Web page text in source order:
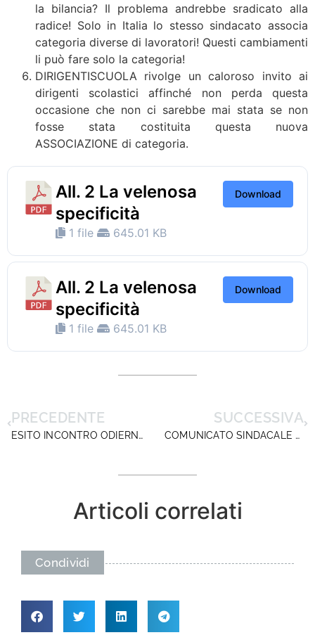
la bilancia? Il problema andrebbe sradicato alla
radice! Solo in Italia lo stesso sindacato associa
categoria diverse di lavoratori! Questi cambiamenti
li può fare solo la categoria!
DIRIGENTISCUOLA rivolge un caloroso invito ai
dirigenti scolastici affinché non perda questa
occasione che non ci sarebbe mai stata se non
fosse stata costituita questa nuova
ASSOCIAZIONE di categoria.
All. 2 La velenosa
specificità
1 file 645.01 KB
Download
All. 2 La velenosa
specificità
1 file 645.01 KB
Download
PRECEDENTE
ESITO INCONTRO ODIERNO AL MIUR: SOLITO GIRO DI TAVOLO!
SUCCESSIVA
COMUNICATO SINDACALE TAVOLO TECNICO SEMPLIFICAZIONE 19 GIUGNO
Articoli correlati
Condividi